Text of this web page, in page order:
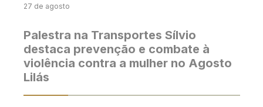
27 de agosto
Palestra na Transportes Sílvio
destaca prevenção e combate à
violência contra a mulher no Agosto
Lilás